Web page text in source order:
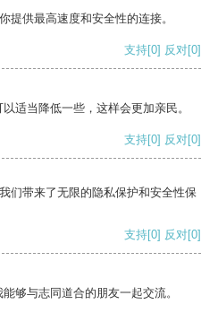
提供最高速度和安全性的连接。
支持[0] 反对[0]
适当降低一些，这样会更加亲民。
支持[0] 反对[0]
们带来了无限的隐私保护和安全性保
支持[0] 反对[0]
够与志同道合的朋友一起交流。